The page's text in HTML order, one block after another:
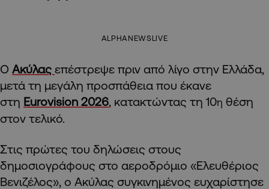
ALPHANEWSLIVE
Ο Ακύλας επέστρεψε πριν από λίγο στην Ελλάδα,
μετά τη μεγάλη προσπάθεια που έκανε
στη Eurovision 2026, κατακτώντας τη 10η θέση
στον τελικό.
Στις πρώτες του δηλώσεις στους
δημοσιογράφους στο αεροδρόμιο «Ελευθέριος
Βενιζέλος», ο Ακύλας συγκινημένος ευχαρίστησε